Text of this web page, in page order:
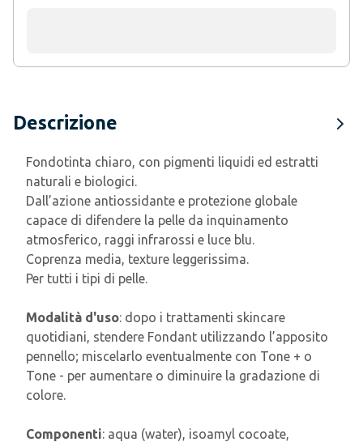
Descrizione
Fondotinta chiaro, con pigmenti liquidi ed estratti
naturali e biologici.
Dall’azione antiossidante e protezione globale
capace di difendere la pelle da inquinamento
atmosferico, raggi infrarossi e luce blu.
Coprenza media, texture leggerissima.
Per tutti i tipi di pelle.
Modalità d'uso: dopo i trattamenti skincare
quotidiani, stendere Fondant utilizzando l’apposito
pennello; miscelarlo eventualmente con Tone + o
Tone - per aumentare o diminuire la gradazione di
colore.
Componenti: aqua (water), isoamyl cocoate,